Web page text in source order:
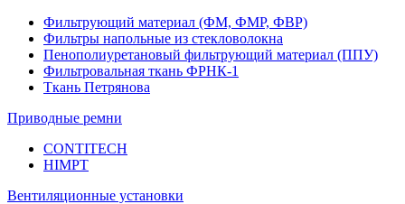
Фильтрующий материал (ФМ, ФМР, ФВР)
Фильтры напольные из стекловолокна
Пенополиуретановый фильтрующий материал (ППУ)
Фильтровальная ткань ФРНК-1
Ткань Петрянова
Приводные ремни
CONTITECH
HIMPT
Вентиляционные установки